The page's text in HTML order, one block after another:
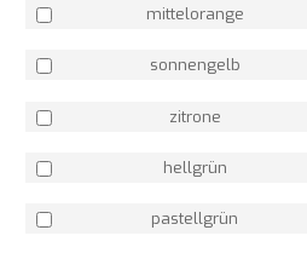
mittelorange
sonnengelb
zitrone
hellgrün
pastellgrün